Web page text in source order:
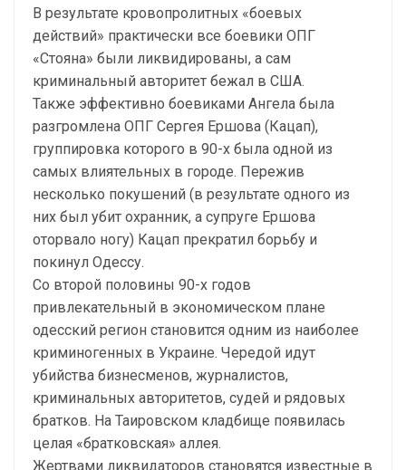
В результате кровопролитных «боевых
действий» практически все боевики ОПГ
«Стояна» были ликвидированы, а сам
криминальный авторитет бежал в США.
Также эффективно боевиками Ангела была
разгромлена ОПГ Сергея Ершова (Кацап),
группировка которого в 90-х была одной из
самых влиятельных в городе. Пережив
несколько покушений (в результате одного из
них был убит охранник, а супруге Ершова
оторвало ногу) Кацап прекратил борьбу и
покинул Одессу.
Со второй половины 90-х годов
привлекательный в экономическом плане
одесский регион становится одним из наиболее
криминогенных в Украине. Чередой идут
убийства бизнесменов, журналистов,
криминальных авторитетов, судей и рядовых
братков. На Таировском кладбище появилась
целая «братковская» аллея.
Жертвами ликвидаторов становятся известные в